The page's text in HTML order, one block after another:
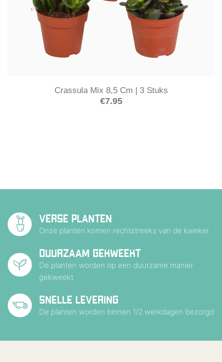
Crassula Mix 8,5 Cm | 3 Stuks
€7.95
VERSE PLANTEN
Onze planten komen rechtstreeks van de kweker
DUURZAAM GEKWEEKT
De planten worden op een duurzame manier
gekweekt
SNELLE LEVERING
De planten worden binnen 1/2 werkdagen bezorgd